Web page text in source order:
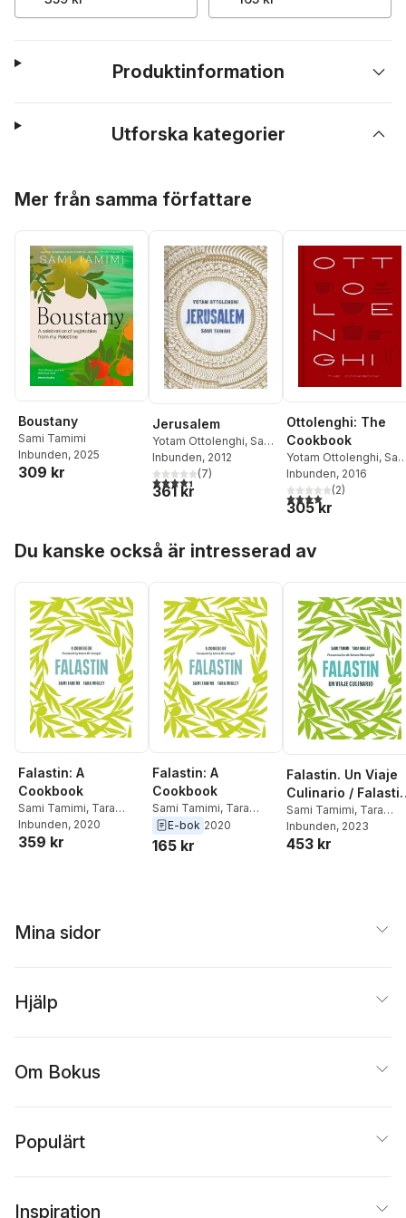
Produktinformation
Utforska kategorier
Mer från samma författare
Boustany
Sami Tamimi
Inbunden, 2025
309 kr
Jerusalem
Yotam Ottolenghi, Sami
Tamimi
Inbunden, 2012
4,4utav 5 stjärnor. Totalt antal röster:
(7)
361 kr
Ottolenghi: The
Cookbook
Yotam Ottolenghi,
Tamimi
Inbunden, 2016
4,0utav 5 stjärnor.
(2)
305 kr
Du kanske också är intresserad av
Falastin: A
Cookbook
Sami Tamimi, Tara
Wigley
Inbunden, 2020
359 kr
Falastin: A
Cookbook
Sami Tamimi, Tara
Wigley
E-bok 2020
165 kr
Falastin. Un Viaje
Culinario /
a Palestinian
Cookbook
Sami Tamimi, Tara
Wigley
Inbunden, 2023
453 kr
Mina sidor
Hjälp
Om Bokus
Populärt
Inspiration